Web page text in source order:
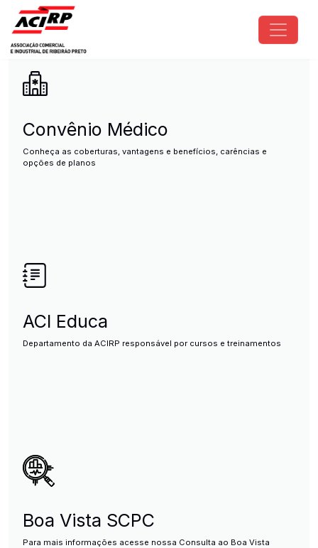
Pular para o conteúdo principal
ACIRP - Associação Comercial
Convênio Médico
Conheça as coberturas, vantagens e benefícios, carências e
opções de planos
ACI Educa
Departamento da ACIRP responsável por cursos e treinamentos
Boa Vista SCPC
Para mais informações acesse nossa Consulta ao Boa Vista